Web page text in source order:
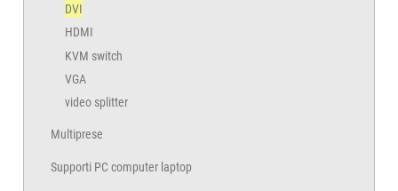
DVI
HDMI
KVM switch
VGA
video splitter
Multiprese
Supporti PC computer laptop